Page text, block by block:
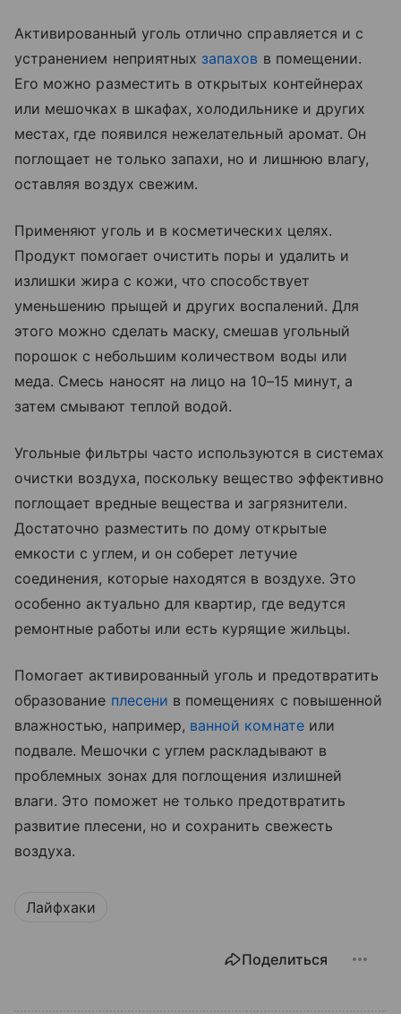
Активированный уголь отлично справляется и с
устранением неприятных запахов в помещении.
Его можно разместить в открытых контейнерах
или мешочках в шкафах, холодильнике и других
местах, где появился нежелательный аромат. Он
поглощает не только запахи, но и лишнюю влагу,
оставляя воздух свежим.
Применяют уголь и в косметических целях.
Продукт помогает очистить поры и удалить и
излишки жира с кожи, что способствует
уменьшению прыщей и других воспалений. Для
этого можно сделать маску, смешав угольный
порошок с небольшим количеством воды или
меда. Смесь наносят на лицо на 10–15 минут, а
затем смывают теплой водой.
Угольные фильтры часто используются в системах
очистки воздуха, поскольку вещество эффективно
поглощает вредные вещества и загрязнители.
Достаточно разместить по дому открытые
емкости с углем, и он соберет летучие
соединения, которые находятся в воздухе. Это
особенно актуально для квартир, где ведутся
ремонтные работы или есть курящие жильцы.
Помогает активированный уголь и предотвратить
образование плесени в помещениях с повышенной
влажностью, например, ванной комнатеили
подвале. Мешочки с углем раскладывают в
проблемных зонах для поглощения излишней
влаги. Это поможет не только предотвратить
развитие плесени, но и сохранить свежесть
воздуха.
Лайфхаки
Поделиться